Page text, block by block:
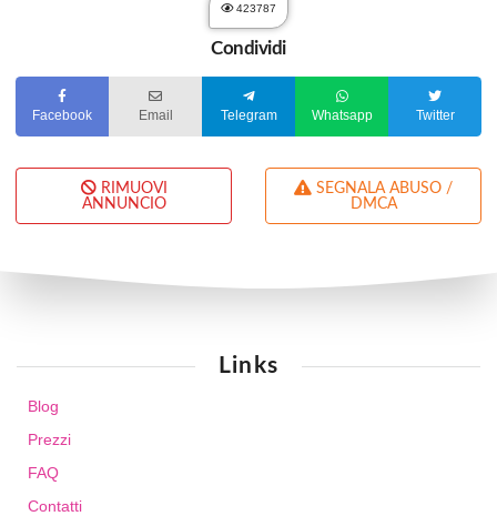
423787
Condividi
Facebook Email Telegram Whatsapp Twitter
RIMUOVI
ANNUNCIO
DMCA
Links
Blog
Prezzi
FAQ
Contatti